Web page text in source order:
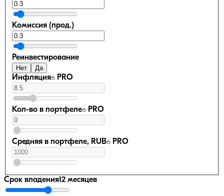
Комиссия (прод.)
Реинвестирование
Нет Да
Инфляция PRO
Кол-во в портфеле PRO
Средняя в портфеле, RUB PRO
Срок владения12 месяцев